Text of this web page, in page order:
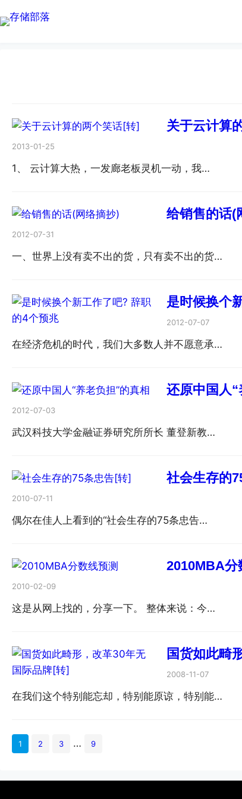
关于云计算
2013-01-25
1、 云计算大热，一发廊老板灵机一动，我…
给销售的话(
2012-07-31
一、世界上没有卖不出的货，只有卖不出的货…
是时候换个
2012-07-07
在经济危机的时代，我们大多数人并不愿意承…
还原中国人“
2012-07-03
武汉科技大学金融证券研究所所长 董登新教…
社会生存的
2010-07-11
偶尔在佳人上看到的“社会生存的75条忠告…
2010MBA分
2010-02-09
这是从网上找的，分享一下。 整体来说：今…
国货如此畸
2008-11-07
在我们这个特别能忘却，特别能原谅，特别能…
1 2 3 … 9